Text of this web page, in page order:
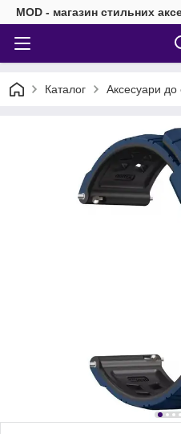
MOD - магазин стильних
Каталог Аксесуари до